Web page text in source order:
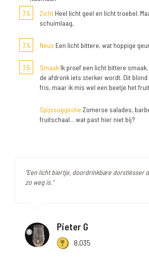
7,5
Zicht Heel licht geel en licht troebel.
schuimlaag,
7,5 Neus Een licht bittere, wat hoppige
7,5 Smaak Ik proef een licht bittere
de afdronk iets sterker wordt. Dit
fris, maar ik mis wel een beetje het
Spijssuggestie Zomerse salades,
fruitschaal... wat past hier niet bij?
"Een licht biertje, doordrinkbare dorstlesser
zo weg is."
Pieter G
8.035